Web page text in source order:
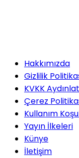
Hakkımızda
Gizlilik
KVKK
Çerez
Kullanım
Yayın İlkeleri
Künye
İletişim